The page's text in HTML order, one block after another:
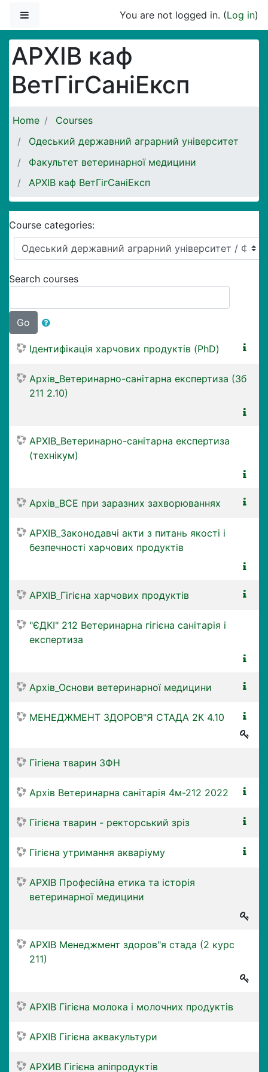
You are not logged in. (Log in)
АРХІВ каф
ВетГігСаніЕксп
Home
Courses
Одеський державний аграрний університет
Факультет ветеринарної медицини
АРХІВ каф ВетГігСаніЕксп
Course categories:
Search courses
Go
Ідентифікація харчових продуктів (PhD)
Архів_Ветеринарно-санітарна експертиза (3б
211 2.10)
АРХІВ_Ветеринарно-санітарна експертиза
(технікум)
Архів_ВСЕ при заразних захворюваннях
АРХІВ_Законодавчі акти з питань якості і
безпечності харчових продуктів
АРХІВ_Гігієна харчових продуктів
"ЄДКІ" 212 Ветеринарна гігієна санітарія і
експертиза
Архів_Основи ветеринарної медицини
МЕНЕДЖМЕНТ ЗДОРОВ"Я СТАДА 2К 4.10
Гігіена тварин ЗФН
Архів Ветеринарна санітарія 4м-212 2022
Гігієна тварин - ректорський зріз
Гігієна утримання акваріуму
АРХІВ Професійна етика та історія
ветеринарної медицини
АРХІВ Менеджмент здоров"я стада (2 курс
211)
АРХІВ Гігієна молока і молочних продуктів
АРХІВ Гігієна аквакультури
АРХИВ Гігієна апіпродуктів